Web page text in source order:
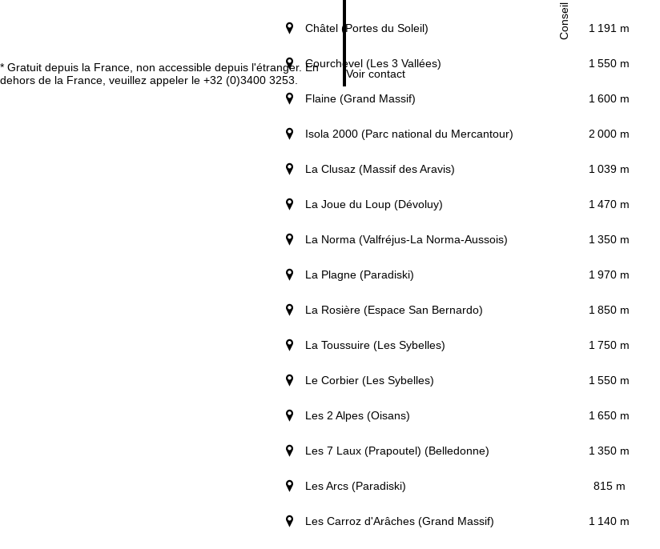
* Gratuit depuis la France, non accessible depuis l'étranger. En
dehors de la France, veuillez appeler le +32 (0)3400 3253.
Voir contact
Conseil
Châtel (Portes du Soleil) 1 191 m
Courchevel (Les 3 Vallées) 1 550 m
Flaine (Grand Massif) 1 600 m
Isola 2000 (Parc national du Mercantour) 2 000 m
La Clusaz (Massif des Aravis) 1 039 m
La Joue du Loup (Dévoluy) 1 470 m
La Norma (Valfréjus-La Norma-Aussois) 1 350 m
La Plagne (Paradiski) 1 970 m
La Rosière (Espace San Bernardo) 1 850 m
La Toussuire (Les Sybelles) 1 750 m
Le Corbier (Les Sybelles) 1 550 m
Les 2 Alpes (Oisans) 1 650 m
Les 7 Laux (Prapoutel) (Belledonne) 1 350 m
Les Arcs (Paradiski) 815 m
Les Carroz d'Arâches (Grand Massif) 1 140 m